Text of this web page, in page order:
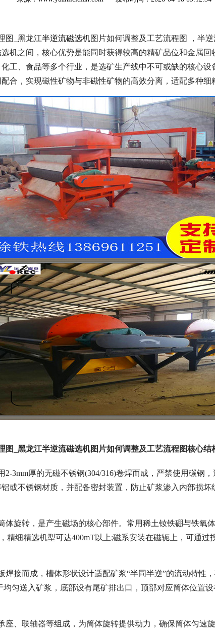
沙磁选机工作原理 平板磁选机品牌
图_黑龙江半逆流磁选机图片如何调整及工艺流程图 ，半
机之间，核心优势是能同时获得较高的精矿品位和金属
工、食品等多个行业，是选矿生产线中不可或缺的核心
合，实现磁性矿物与非磁性矿物的高效分离，适配多种细
图_黑龙江半逆流磁选机图片如何调整及工艺流程图核心结
3mm厚的无磁不锈钢(304/316)卷焊而成，严禁使用碳钢
或不锈钢材质，并配备密封装置，防止矿浆渗入内部损
体旋转，是产生磁场的核心部件。常用稀土钕铁硼与铁氧
精细精选机型可达400mT以上;磁系安装在磁轭上，可通
焊接而成，槽体形状设计适配矿浆“半同半逆”的流动特性
匀送入矿浆，底部设有尾矿排出口，顶部对应筒体位置
座、联轴器等组成，为筒体旋转提供动力，确保筒体匀速